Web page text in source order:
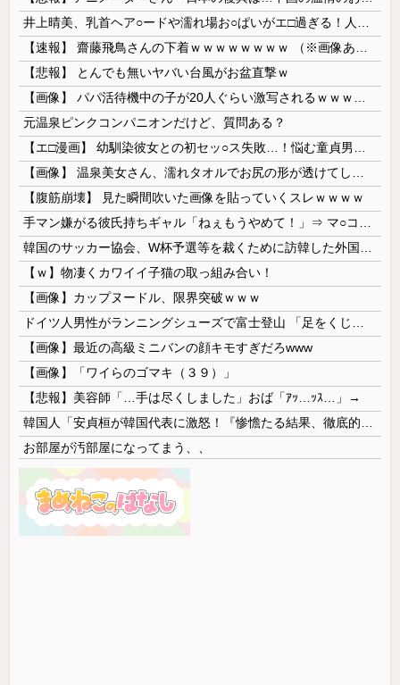
【悲報】 とんでも無いヤバい台風がお盆直撃ｗ
元温泉ピンクコンパニオンだけど、質問ある？
【腹筋崩壊】 見た瞬間吹いた画像を貼っていくスレｗｗｗｗ
【ｗ】物凄くカワイイ子猫の取っ組み合い！
【画像】カップヌードル、限界突破ｗｗｗ
【画像】最近の高級ミニバンの顔キモすぎだろwww
【画像】「ワイらのゴマキ（３９）」
【悲報】美容師「…手は尽くしました」おば「ｱｯ…ｯｽ…」→
お部屋が汚部屋になってまう、、